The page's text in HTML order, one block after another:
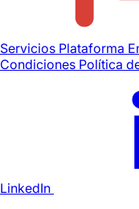
Servicios Plataforma
Condiciones Política
LinkedIn